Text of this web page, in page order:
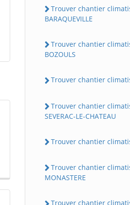
Trouver chantier
BARAQUEVILLE
Trouver chantier
BOZOULS
Trouver chantier
Trouver chantier
SEVERAC-LE-CHATEAU
Trouver chantier
Trouver chantier
MONASTERE
Trouver chantier